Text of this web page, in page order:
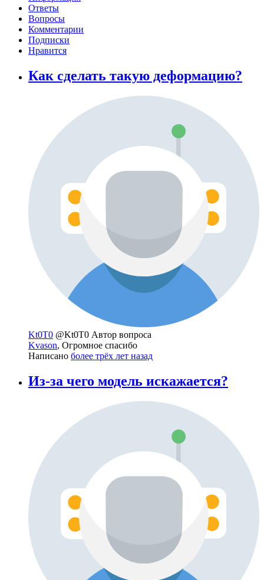
Ответы
Вопросы
Комментарии
Подписки
Нравится
Как сделать такую деформацию?
Kt0T0 @Kt0T0 Автор вопроса
Kvason, Огромное спасибо
Написано более трёх лет назад
Из-за чего модель искажается?